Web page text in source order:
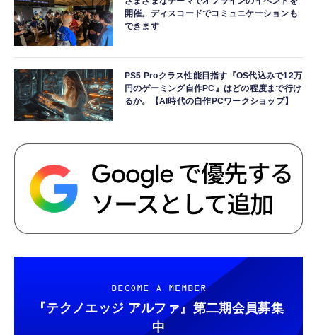
開催。ディスコードでコミュニケーションも
できます
PS5 Proクラス性能目指す『OS代込みで12万
円のゲーミング自作PC』はどの程度まで行け
るか。【AI時代の自作PCワークショップ】
BECOME A MEMBER
『テクノエッジ アルファ』 第二期会員募集
中